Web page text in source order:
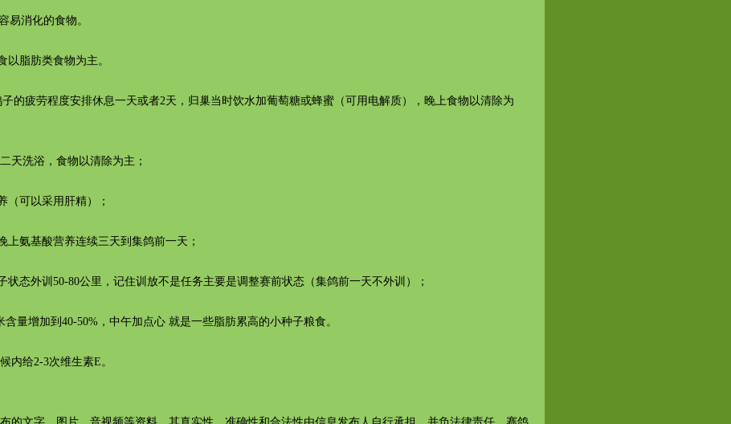
易消化的食物。
脂肪类食物为主。
疲劳程度安排休息一天或者2天，归巢当时饮水加葡萄糖或蜂蜜（可用电解质），晚上食物以清除为
洗浴，食物以清除为主；
可以采用肝精）；
氨基酸营养连续三天到集鸽前一天；
态外训50-80公里，记住训放不是任务主要是调整赛前状态（集鸽前一天不外训）；
增加到40-50%，中午加点心 就是一些脂肪累高的小种子粮食。
给2-3次维生素E。